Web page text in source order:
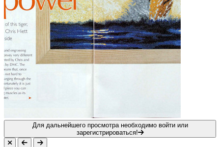
Для дальнейшего просмотра необходимо войти или
зарегистрироваться!